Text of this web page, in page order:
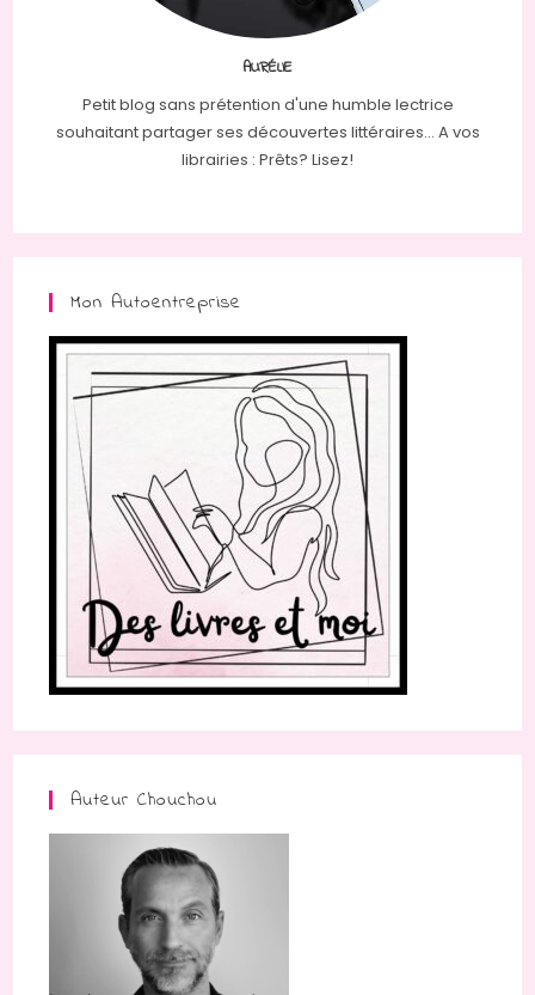
AURÉLIE
Petit blog sans prétention d'une humble lectrice
souhaitant partager ses découvertes littéraires... A vos
librairies : Prêts? Lisez!
Mon Autoentreprise
Auteur Chouchou